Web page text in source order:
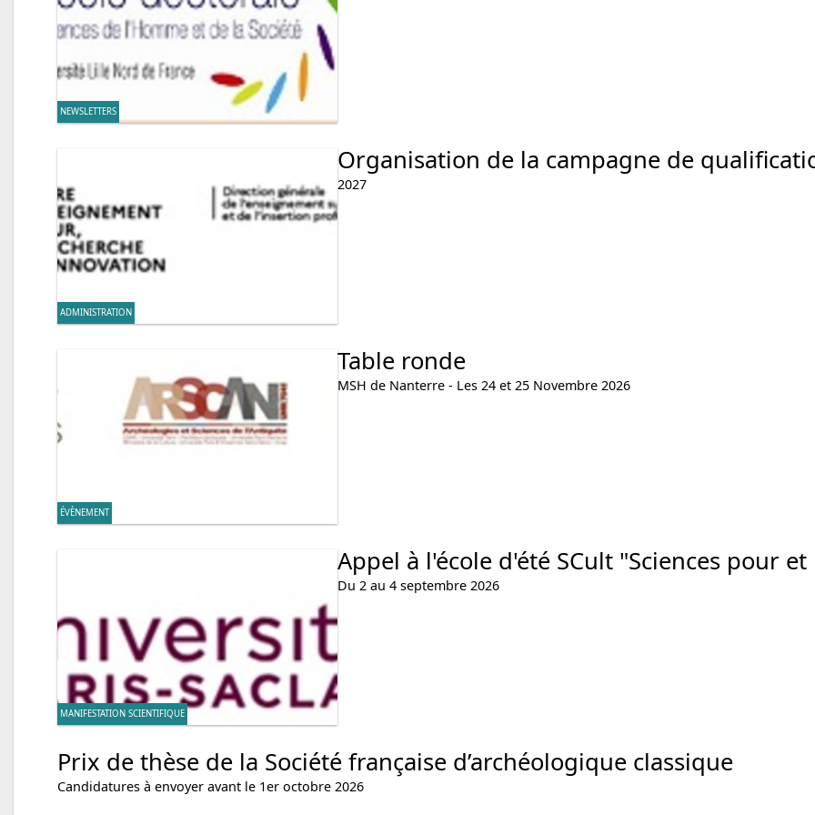
NEWSLETTERS
ADMINISTRATION
Organisation de la campagne de
2027
ÉVÈNEMENT
Table ronde
MSH de Nanterre - Les 24 et 25 Novembre 2026
MANIFESTATION SCIENTIFIQUE
Appel à l'école d'été SCult "Sciences pour
Du 2 au 4 septembre 2026
Prix de thèse de la Société française d’archéologique classique
Candidatures à envoyer avant le 1er octobre 2026